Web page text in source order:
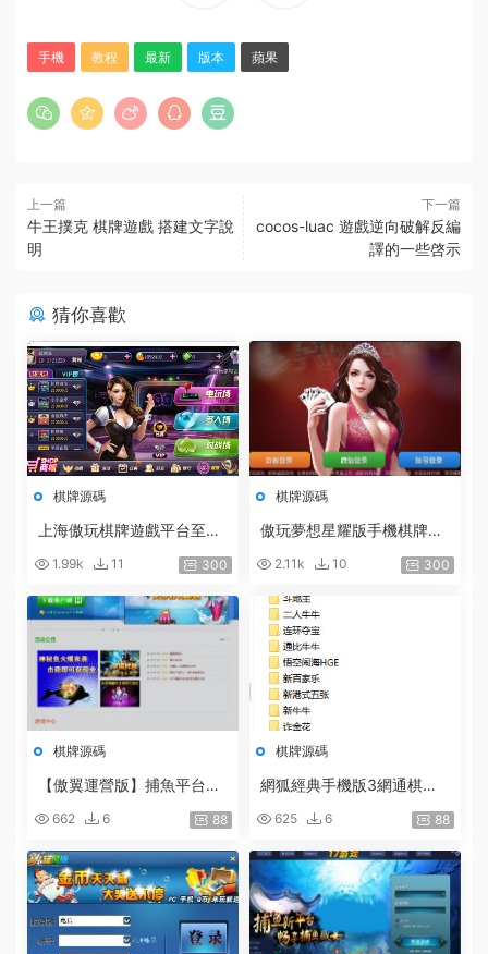
手機 教程 最新 版本 蘋果
上一篇
牛王撲克 棋牌遊戲 搭建文字說
明
下一篇
cocos-luac 遊戲逆向破解反編
譯的一些啓示
猜你喜歡
棋牌源碼
上海傲玩棋牌遊戲平台至尊
果客戶端+工具+網站+數據
庫
1.99k 11 300
棋牌源碼
傲玩夢想星耀版手機棋牌源
戶端+視頻教程
2.11k 10 300
棋牌源碼
【傲翼運營版】捕魚平台遊
設教程
662 6 88
棋牌源碼
網狐經典手機版3網通棋牌
625 6 88